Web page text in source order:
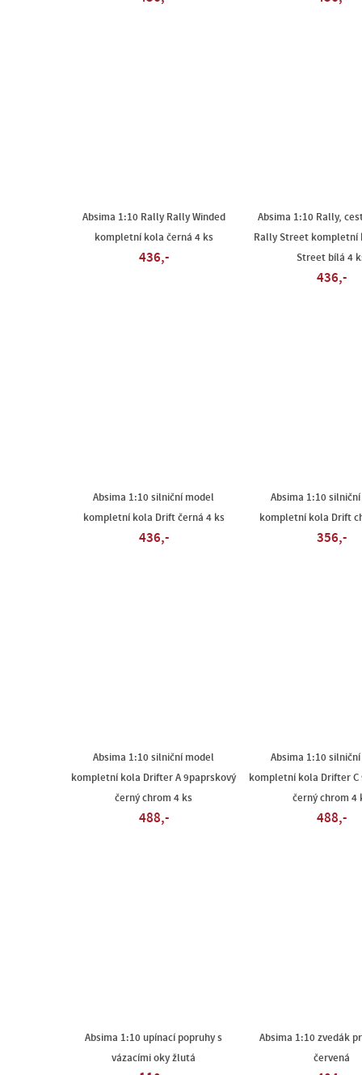
Absima 1:10 Rally Rally Winded
kompletní kola černá 4 ks
436,-
Absima 1:10 Rally,
Rally Street kompletní
Street bílá 4
436,-
Absima 1:10 silniční model
kompletní kola Drift černá 4 ks
436,-
Absima 1:10
kompletní kola Drift
356,-
Absima 1:10 silniční model
kompletní kola Drifter A 9paprskový
černý chrom 4 ks
488,-
Absima 1:10
kompletní kola Drifter C
černý chrom 4
488,-
Absima 1:10 upínací popruhy s
vázacími oky žlutá
Absima 1:10 zvedák
červená